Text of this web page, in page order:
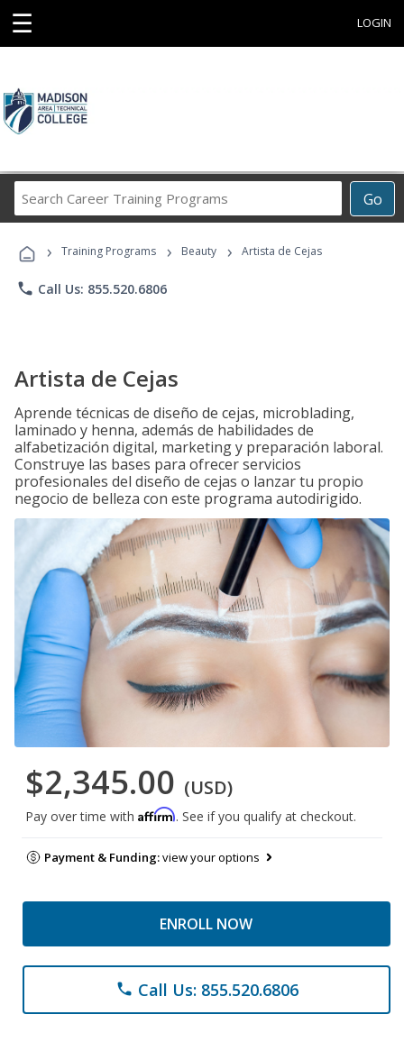
☰ LOGIN
Go
Career
Programs
› Training Programs › Beauty › Artista de Cejas
phone Call Us: 855.520.6806
Artista de Cejas
Aprende técnicas de diseño de cejas, microblading,
laminado y henna, además de habilidades de
alfabetización digital, marketing y preparación laboral.
Construye las bases para ofrecer servicios
profesionales del diseño de cejas o lanzar tu propio
negocio de belleza con este programa autodirigido.
$2,345.00 (USD)
Pay over time with Affirm. See if you qualify at checkout.
Payment & Funding:view your options
ENROLL NOW
phone Call Us: 855.520.6806